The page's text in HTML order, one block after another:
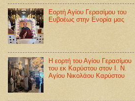
Εορτή Αγίου Γερασίμου του
Ευβοέως στην Ενορία μας
Η εορτή του Αγίου Γερασίμου
του εκ Καρύστου στον Ι. Ν.
Αγίου Νικολάου Καρύστου